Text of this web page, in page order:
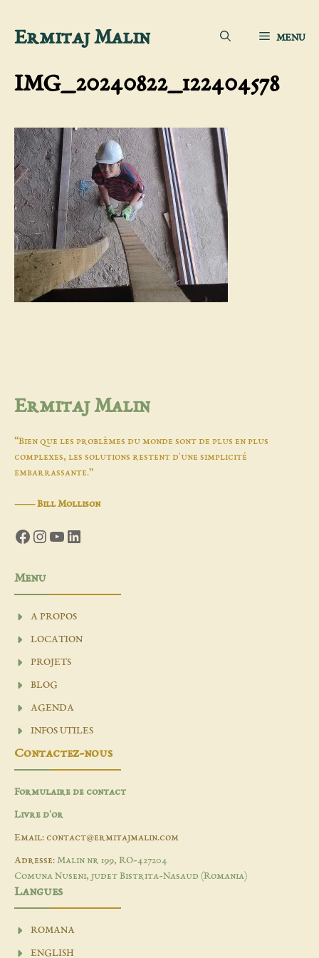
Aller
contenu
Ermitaj Malin MENU
IMG_20240822_122404578
Ermitaj Malin
“Bien que les problèmes du monde sont de plus en plus
complexes, les solutions restent d'une simplicité
embarrassante.”
―Bill Mollison
Facebook
Instagram
YouTube
LinkedIn
Menu
A PROPOS
LOCATION
PROJETS
BLOG
AGENDA
INFOS UTILES
Contactez-nous
Formulaire de contact
Livre d'or
Email: contact@ermitajmalin.com
Adresse: Malin nr 199, RO-427204
Comuna Nuseni, judet Bistrita-Nasaud (Romania)
Langues
ROMANA
ENGLISH